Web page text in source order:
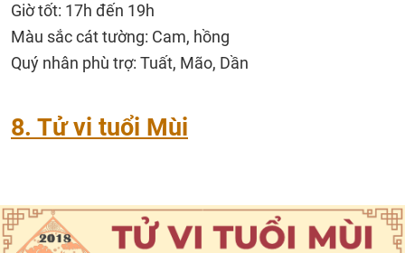
Giờ tốt: 17h đến 19h
Màu sắc cát tường: Cam, hồng
Quý nhân phù trợ: Tuất, Mão, Dần
8. Tử vi tuổi Mùi